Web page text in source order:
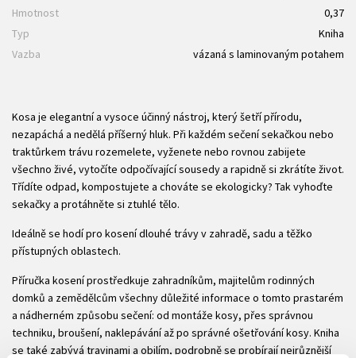
Hmotnost
0,37
Typ
Kniha
Vazba
vázaná s laminovaným potahem
Kosa je elegantní a vysoce účinný nástroj, který šetří přírodu,
nezapáchá a nedělá příšerný hluk. Při každém sečení sekačkou nebo
traktůrkem trávu rozemelete, vyženete nebo rovnou zabijete
všechno živé, vytočíte odpočívající sousedy a rapidně si zkrátíte život.
Třídíte odpad, kompostujete a chováte se ekologicky? Tak vyhoďte
sekačky a protáhněte si ztuhlé tělo.
Ideálně se hodí pro kosení dlouhé trávy v zahradě, sadu a těžko
přístupných oblastech.
Příručka kosení prostředkuje zahradníkům, majitelům rodinných
domků a zemědělcům všechny důležité informace o tomto prastarém
a nádherném způsobu sečení: od montáže kosy, přes správnou
techniku, broušení, naklepávání až po správné ošetřování kosy. Kniha
se také zabývá travinami a obilím, podrobně se probírají nejrůznější